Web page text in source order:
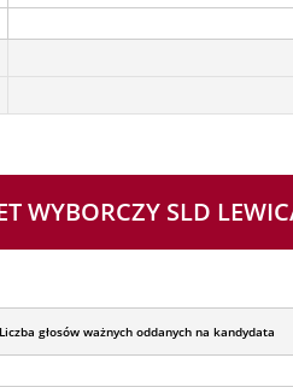
WYBORCZY SLD
Liczba głosów ważnych oddanych na kandydata